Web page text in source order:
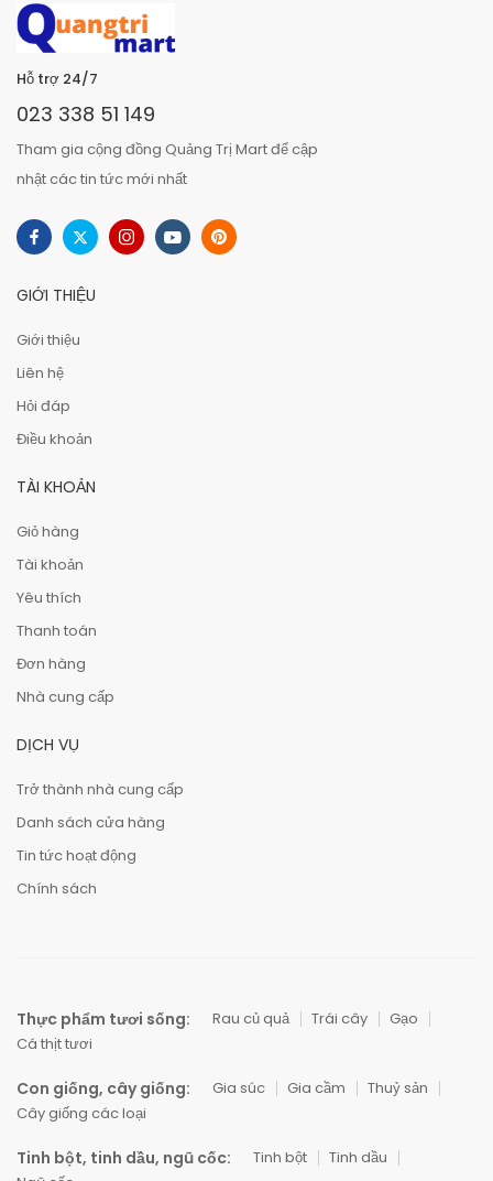
Hỗ trợ 24/7
023 338 51 149
Tham gia cộng đồng Quảng Trị Mart để cập
nhật các tin tức mới nhất
GIỚI THIỆU
Giới thiệu
Liên hệ
Hỏi đáp
Điều khoản
TÀI KHOẢN
Giỏ hàng
Tài khoản
Yêu thích
Thanh toán
Đơn hàng
Nhà cung cấp
DỊCH VỤ
Trở thành nhà cung cấp
Danh sách cửa hàng
Tin tức hoạt động
Chính sách
Thực phẩm tươi sống: Rau củ quả Trái cây
Gạo
Cá thịt tươi
Con giống, cây giống: Gia súc Gia cầm
Thuỷ sản
Cây giống các loại
Tinh bột, tinh dầu, ngũ cốc: Tinh bột
Tinh dầu